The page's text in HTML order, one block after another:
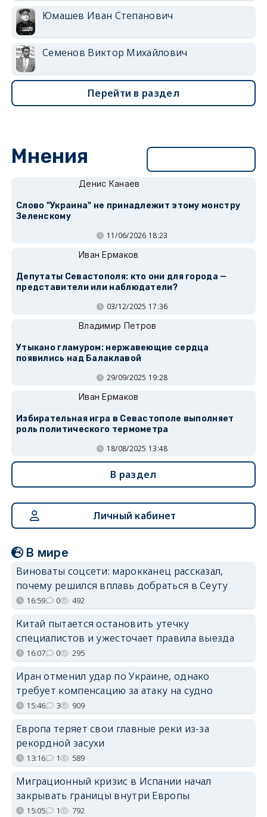
Юмашев Иван Степанович
Семенов Виктор Михайлович
Перейти в раздел
Мнения
Денис Канаев
Слово "Украина" не принадлежит этому монстру
Зеленскому
11/06/2026 18:23
Иван Ермаков
Депутаты Севастополя: кто они для города —
представители или наблюдатели?
03/12/2025 17:36
Владимир Петров
Утыкано гламуром: нержавеющие сердца
появились над Балаклавой
29/09/2025 19:28
Иван Ермаков
Избирательная игра в Севастополе выполняет
роль политического термометра
18/08/2025 13:48
В раздел
Личный кабинет
В мире
Виноваты соцсети: марокканец рассказал,
почему решился вплавь добраться в Сеуту
16:59 0 492
Китай пытается остановить утечку
специалистов и ужесточает правила выезда
16:07 0 295
Иран отменил удар по Украине, однако
требует компенсацию за атаку на судно
15:46 3 909
Европа теряет свои главные реки из-за
рекордной засухи
13:16 1 589
Миграционный кризис в Испании начал
закрывать границы внутри Европы
15:05 1 792